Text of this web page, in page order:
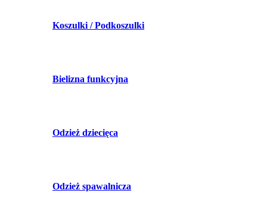
Koszulki / Podkoszulki
Bielizna funkcyjna
Odzież dziecięca
Odzież spawalnicza